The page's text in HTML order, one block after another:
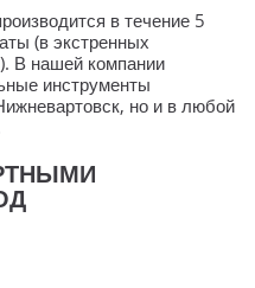
в течение 5
(в экстренных
В нашей компании
инструменты
но и в любой